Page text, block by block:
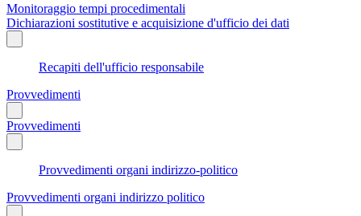
Monitoraggio tempi procedimentali
Dichiarazioni sostitutive e acquisizione d'ufficio dei dati
Recapiti dell'ufficio responsabile
Provvedimenti
Provvedimenti
Provvedimenti organi indirizzo-politico
Provvedimenti organi indirizzo politico